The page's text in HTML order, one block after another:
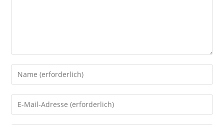
Gib
deinen
Namen
oder
Gib
deine